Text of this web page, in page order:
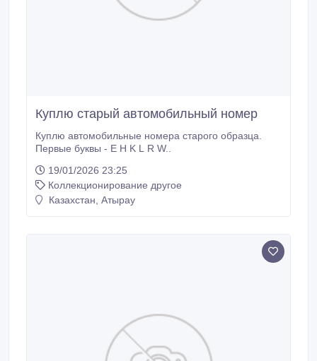
Куплю старый автомобильный номер
Куплю автомобильные номера старого образца.
Первые буквы - E H K L R W..
19/01/2026 23:25
Коллекционирование другое
Казахстан, Атырау